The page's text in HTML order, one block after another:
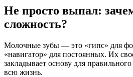
Не просто выпал:
сложность?
Молочные зубы — это «гипс» для
«навигатор» для постоянных. Их
закладывает основу для
всю жизнь.